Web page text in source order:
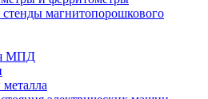
проникающими веществами